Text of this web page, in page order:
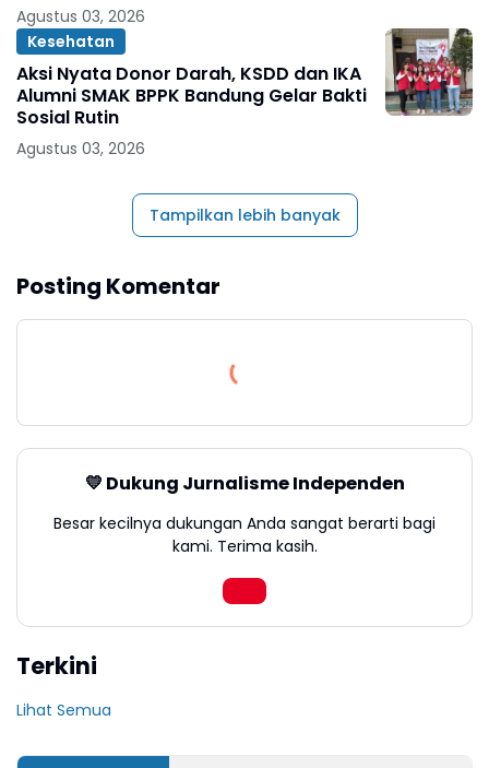
Agustus 03, 2026
Kesehatan
Aksi Nyata Donor Darah, KSDD dan IKA
Alumni SMAK BPPK Bandung Gelar Bakti
Sosial Rutin
Agustus 03, 2026
Tampilkan lebih banyak
Posting Komentar
💛 Dukung Jurnalisme Independen
Besar kecilnya dukungan Anda sangat berarti bagi
kami. Terima kasih.
Terkini
Lihat Semua